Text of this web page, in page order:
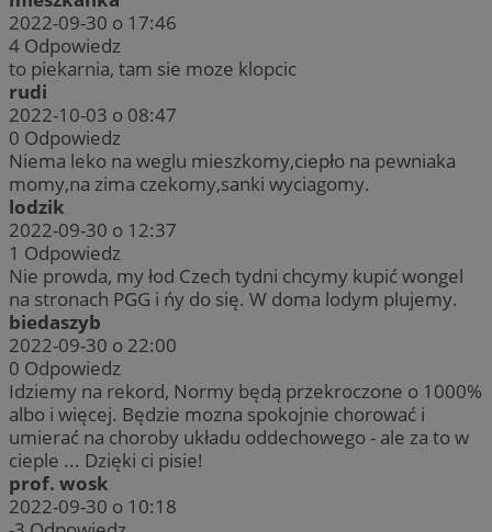
2022-09-30 o 17:46
4 Odpowiedz
to piekarnia, tam sie moze klopcic
rudi
2022-10-03 o 08:47
0 Odpowiedz
Niema leko na weglu mieszkomy,ciepło na pewniaka
momy,na zima czekomy,sanki wyciagomy.
lodzik
2022-09-30 o 12:37
1 Odpowiedz
Nie prowda, my łod Czech tydni chcymy kupić wongel
na stronach PGG i ńy do się. W doma lodym plujemy.
biedaszyb
2022-09-30 o 22:00
0 Odpowiedz
Idziemy na rekord, Normy będą przekroczone o 1000%
albo i więcej. Będzie mozna spokojnie chorować i
umierać na choroby układu oddechowego - ale za to w
cieple ... Dzięki ci pisie!
prof. wosk
2022-09-30 o 10:18